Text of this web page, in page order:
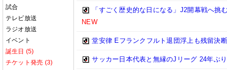
試合
テレビ放送
ラジオ放送
イベント
誕生日 (5)
チケット発売 (3)
「すごく歴史的な日になる」J2開幕戦へ挑
NEW
堂安律 Eフランクフルト退団浮上も残留決
サッカー日本代表と無縁のJリーグ 24年ぶ